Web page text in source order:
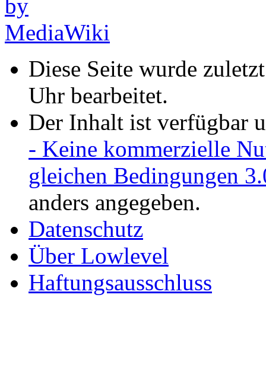
Diese Seite wurde
Uhr bearbeitet.
Der Inhalt ist verfügbar
- Keine kommerzielle
gleichen Bedingungen
anders angegeben.
Datenschutz
Über Lowlevel
Haftungsausschluss